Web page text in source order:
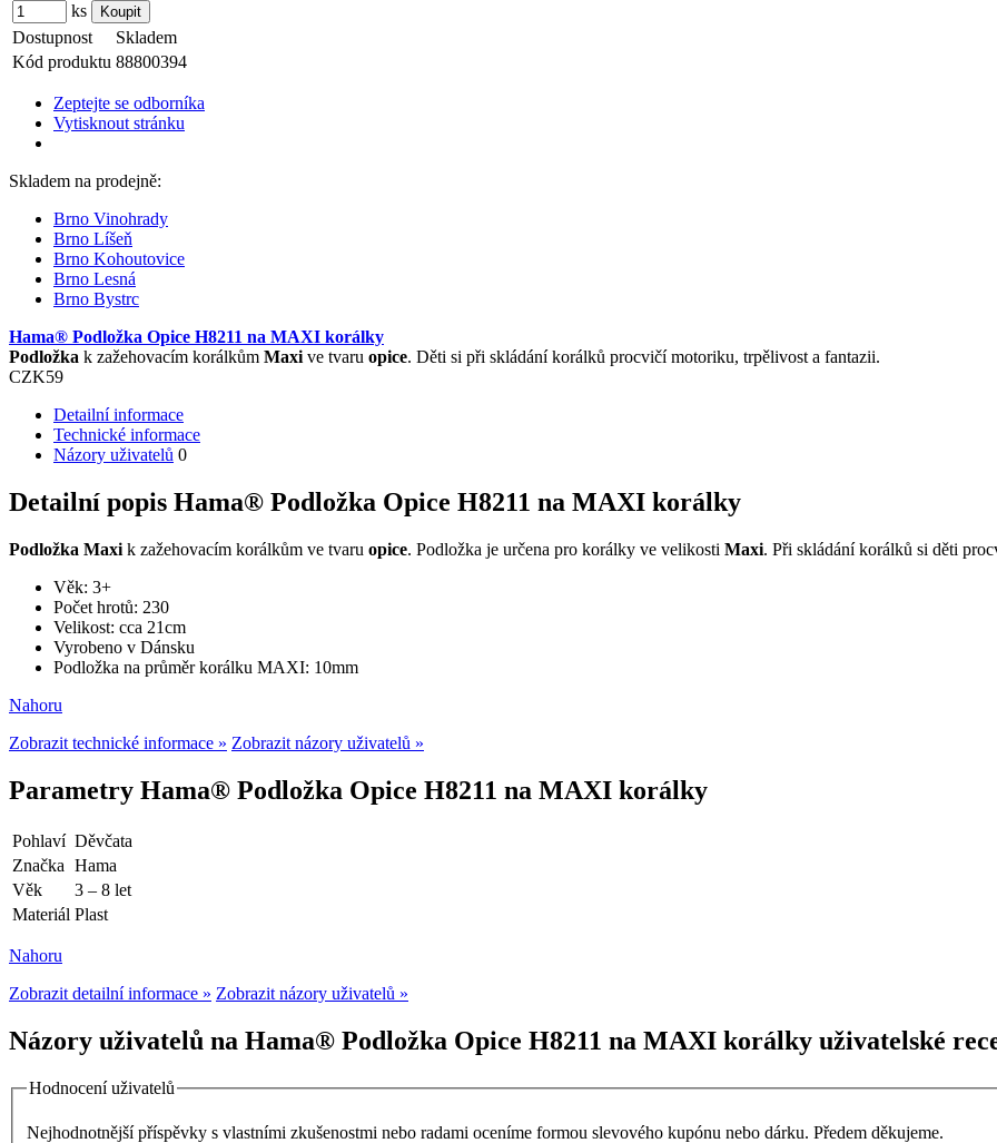
ks
Dostupnost
Skladem
Kód produktu 88800394
Zeptejte se odborníka
Vytisknout stránku
Skladem na prodejně:
Brno Vinohrady
Brno Líšeň
Brno Kohoutovice
Brno Lesná
Brno Bystrc
Hama® Podložka Opice H8211 na MAXI korálky
Podložka k zažehovacím korálkům Maxive tvaru opice. Děti si při skládání korálků procvičí motoriku, trpělivost a fantazii.
CZK59
Detailní informace
Technické informace
Názory uživatelů 0
Detailní popis Hama® Podložka Opice H8211 na MAXI korálky
Podložka Maxi k zažehovacím korálkům ve tvaru opice. Podložka je určena pro korálky ve velikosti Maxi. Při skládání korálků si děti
Věk: 3+
Počet hrotů: 230
Velikost: cca 21cm
Vyrobeno v Dánsku
Podložka na průměr korálku MAXI: 10mm
Nahoru
Zobrazit technické informace » Zobrazit názory uživatelů »
Parametry Hama® Podložka Opice H8211 na MAXI korálky
Pohlaví Děvčata
Značka Hama
Věk
3 – 8 let
Materiál Plast
Nahoru
Zobrazit detailní informace » Zobrazit názory uživatelů »
Názory uživatelů na Hama® Podložka Opice H8211 na MAXI korálky uživatelské
Hodnocení uživatelů
Nejhodnotnější příspěvky s vlastními zkušenostmi nebo radami oceníme formou slevového kupónu nebo dárku. Předem děkujeme.